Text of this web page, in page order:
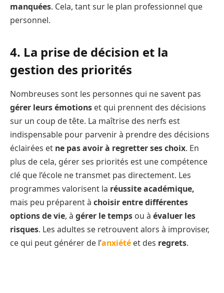
manquées. Cela, tant sur le plan professionnel que
personnel.
4. La prise de décision et la
gestion des priorités
Nombreuses sont les personnes qui ne savent pas
gérer leurs émotions et qui prennent des décisions
sur un coup de tête. La maîtrise des nerfs est
indispensable pour parvenir à prendre des décisions
éclairées et ne pas avoir à regretter ses choix. En
plus de cela, gérer ses priorités est une compétence
clé que l’école ne transmet pas directement. Les
programmes valorisent la réussite académique,
mais peu préparent à choisir entre différentes
options de vie, à gérer le temps ou à évaluer les
risques. Les adultes se retrouvent alors à improviser,
ce qui peut générer de l’anxiété et des regrets.